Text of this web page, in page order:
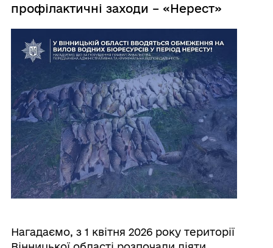
профілактичні заходи – «Нерест»
Нагадаємо, з 1 квітня 2026 року території